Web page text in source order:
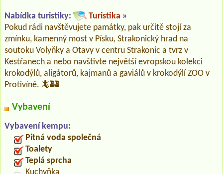
Nabídka turistiky: Turistika »
Pokud rádi navštěvujete památky, pak určitě stojí za
zmínku, kamenný most v Písku, Strakonický hrad na
soutoku Volyňky a Otavy v centru Strakonic a tvrz v
Kestřanech a nebo navštivte největší evropskou kolekci
krokodýlů, aligátorů, kajmanů a gaviálů v krokodýlí ZOO v
Protivíně. 🦎🏰
Vybavení
Vybavení kempu:
Pitná voda společná
Toalety
Teplá sprcha
Kuchyňka